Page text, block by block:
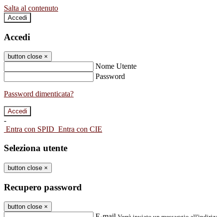
Salta al contenuto
Accedi
Accedi
button close ×
Nome Utente
Password
Password dimenticata?
-
Entra con SPID Entra con CIE
Seleziona utente
button close ×
Recupero password
button close ×